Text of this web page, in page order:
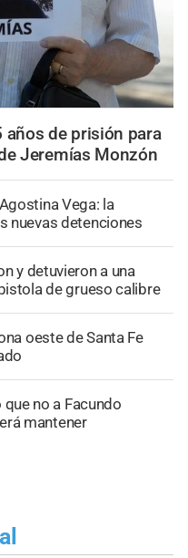
años de prisión para
Jeremías Monzón
Vega: la
nuevas detenciones
y detuvieron a una
de grueso calibre
oeste de Santa Fe
no a Facundo
mantener